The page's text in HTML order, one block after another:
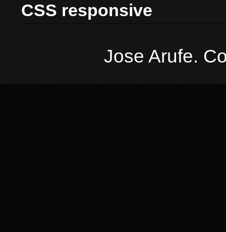
CSS responsive
Jose Arufe.